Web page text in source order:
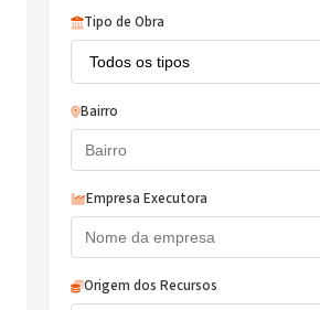
Tipo de Obra
Bairro
Empresa Executora
Origem dos Recursos